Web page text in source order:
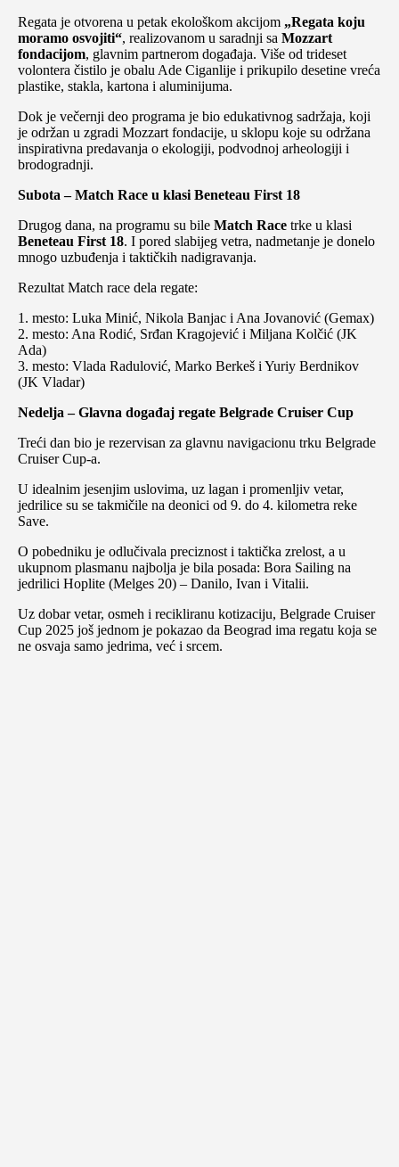
Regata je otvorena u petak ekološkom akcijom „Regata koju
moramo osvojiti“, realizovanom u saradnji sa Mozzart
fondacijom, glavnim partnerom događaja. Više od trideset
volontera čistilo je obalu Ade Ciganlije i prikupilo desetine vreća
plastike, stakla, kartona i aluminijuma.
Dok je večernji deo programa je bio edukativnog sadržaja, koji
je održan u zgradi Mozzart fondacije, u sklopu koje su održana
inspirativna predavanja o ekologiji, podvodnoj arheologiji i
brodogradnji.
Subota – Match Race u klasi Beneteau First 18
Drugog dana, na programu su bile Match Race trke u klasi
Beneteau First 18. I pored slabijeg vetra, nadmetanje je donelo
mnogo uzbuđenja i taktičkih nadigravanja.
Rezultat Match race dela regate:
1. mesto: Luka Minić, Nikola Banjac i Ana Jovanović (Gemax)
2. mesto: Ana Rodić, Srđan Kragojević i Miljana Kolčić (JK
Ada)
3. mesto: Vlada Radulović, Marko Berkeš i Yuriy Berdnikov
(JK Vladar)
Nedelja – Glavna događaj regate Belgrade Cruiser Cup
Treći dan bio je rezervisan za glavnu navigacionu trku Belgrade
Cruiser Cup-a.
U idealnim jesenjim uslovima, uz lagan i promenljiv vetar,
jedrilice su se takmičile na deonici od 9. do 4. kilometra reke
Save.
O pobedniku je odlučivala preciznost i taktička zrelost, a u
ukupnom plasmanu najbolja je bila posada: Bora Sailing na
jedrilici Hoplite (Melges 20) – Danilo, Ivan i Vitalii.
Uz dobar vetar, osmeh i recikliranu kotizaciju, Belgrade Cruiser
Cup 2025 još jednom je pokazao da Beograd ima regatu koja se
ne osvaja samo jedrima, već i srcem.